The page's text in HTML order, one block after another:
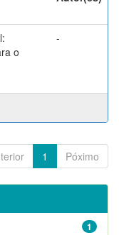
o
-
1 Póximo
1